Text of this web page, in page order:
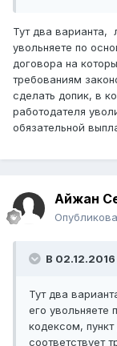
Тут два варианта,
увольняете по
договора на
требованиям
сделать допик, в
работодателя
обязательной
Айжан
В
Тут два
его увольняете
кодексом,
соответствует